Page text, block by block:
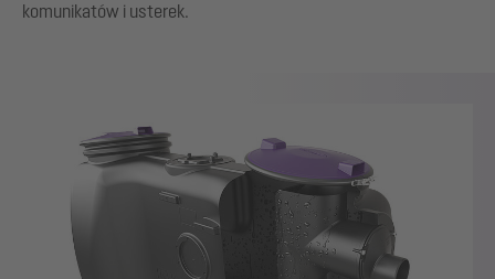
komunikatów i usterek.